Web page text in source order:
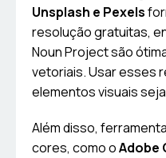
Unsplash e Pexels
resolução gratuitas,
Noun Project são
vetoriais. Usar esses
elementos visuais
Além disso,
cores, como oAdobe